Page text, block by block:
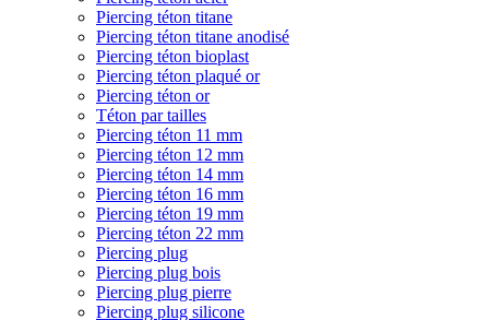
Piercing téton titane
Piercing téton titane anodisé
Piercing téton bioplast
Piercing téton plaqué or
Piercing téton or
Téton par tailles
Piercing téton 11 mm
Piercing téton 12 mm
Piercing téton 14 mm
Piercing téton 16 mm
Piercing téton 19 mm
Piercing téton 22 mm
Piercing plug
Piercing plug bois
Piercing plug pierre
Piercing plug silicone